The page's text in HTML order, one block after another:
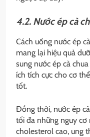
4.2. Nước ép cà
Cách uống nước ép
mang lại hiệu quả
sung nước ép cà
ích tích cực cho cơ
tốt.
Đồng thời, nước ép
tối đa những nguy cơ
cholesterol cao, ung